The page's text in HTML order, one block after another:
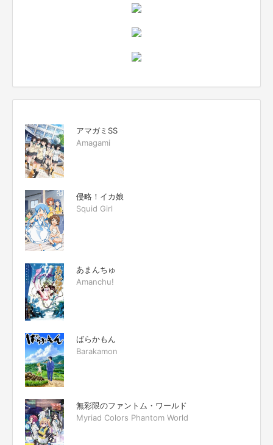
アマガミSS
Amagami
侵略！イカ娘
Squid Girl
あまんちゅ
Amanchu!
ばらかもん
Barakamon
無彩限のファントム・ワールド
Myriad Colors Phantom World